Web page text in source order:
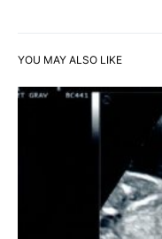
YOU MAY ALSO LIKE